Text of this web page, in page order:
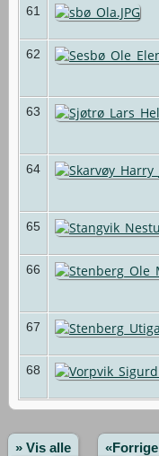
61
62
63
64
65
66
67
68
» Vis alle «Forrige